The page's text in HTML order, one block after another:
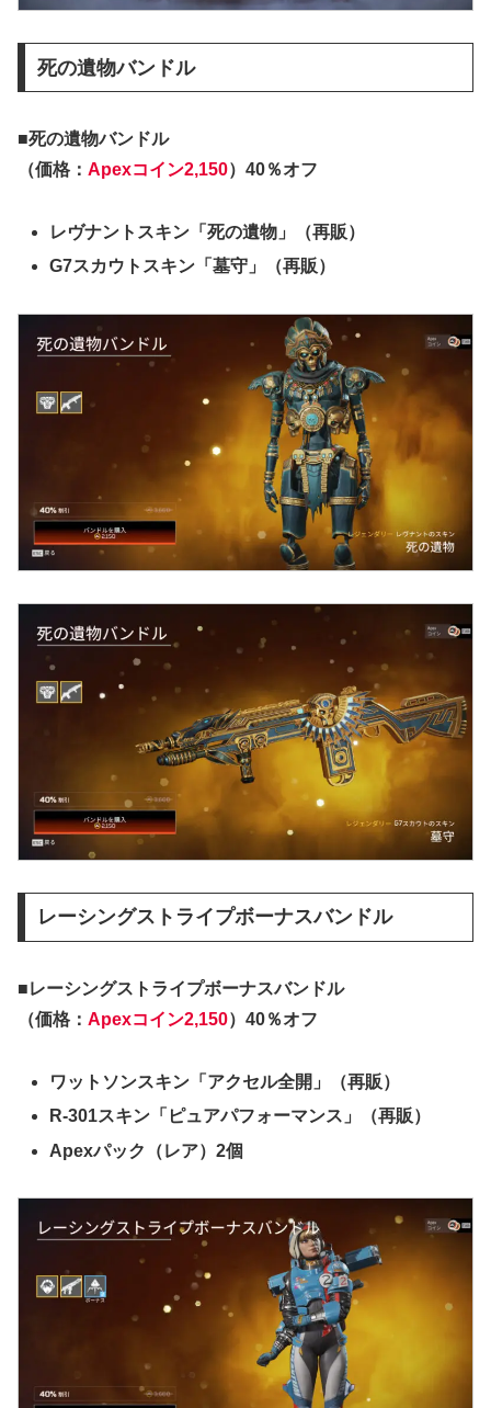
死の遺物バンドル
■死の遺物バンドル
（価格： Apexコイン2,150）40％オフ
レヴナントスキン「死の遺物」（再販）
G7スカウトスキン「墓守」（再販）
レーシングストライプボーナスバンドル
■レーシングストライプボーナスバンドル
（価格： Apexコイン2,150）40％オフ
ワットソンスキン「アクセル全開」（再販）
R-301スキン「ピュアパフォーマンス」（再販）
Apexパック（レア）2個